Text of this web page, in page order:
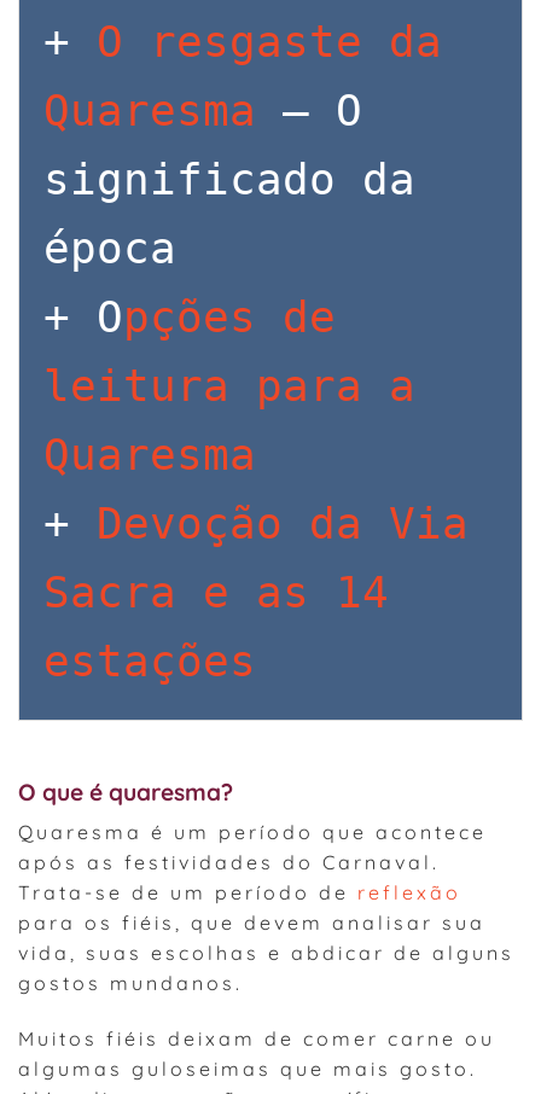
+ O resgaste da
Quaresma – O
significado da
época
+ Opções de
leitura para a
Quaresma
+ Devoção da Via
Sacra e as 14
estações
O que é quaresma?
Quaresma é um período que acontece
após as festividades do Carnaval.
Trata-se de um período de reflexão
para os fiéis, que devem analisar sua
vida, suas escolhas e abdicar de alguns
gostos mundanos.
Muitos fiéis deixam de comer carne ou
algumas guloseimas que mais gosto.